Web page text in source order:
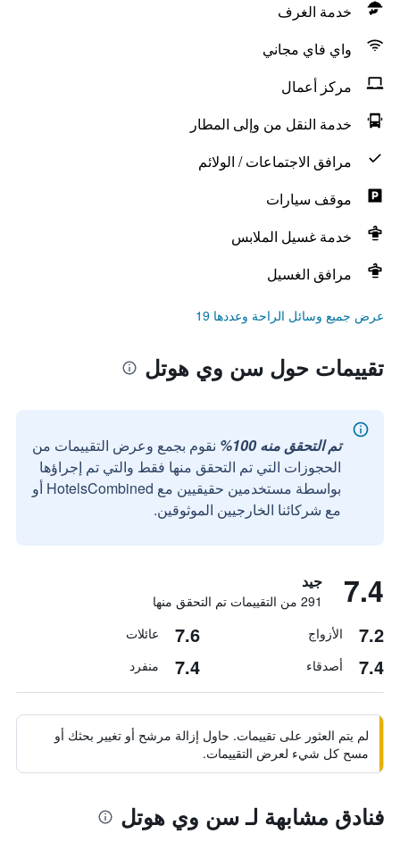
خدمة الغرف
واي فاي مجاني
مركز أعمال
خدمة النقل من وإلى المطار
مرافق الاجتماعات / الولائم
موقف سيارات
خدمة غسيل الملابس
مرافق الغسيل
عرض جميع وسائل الراحة وعددها 19
تقييمات حول سن وي هوتل
تم التحقق منه 100%
نقوم بجمع وعرض التقييمات من
الحجوزات التي تم التحقق منها فقط والتي تم إجراؤها
بواسطة مستخدمين حقيقيين مع HotelsCombined أو
مع شركائنا الخارجيين الموثوقين.
7.4 جيد
291 من التقييمات تم التحقق منها
7.2 الأزواج 7.6 عائلات
7.4 أصدقاء 7.4 منفرد
لم يتم العثور على تقييمات. حاول إزالة مرشح أو تغيير بحثك أو
مسح كل شيء لعرض التقييمات.
فنادق مشابهة لـ سن وي هوتل